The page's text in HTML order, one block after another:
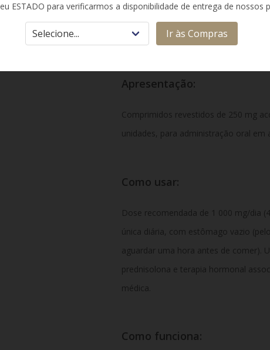
Antineoplásico hormonal – inibidor
endócrina para câncer de próstata).
Apresentação:
Comprimidos revestidos de 250 mg
unidades, para administração oral em
Como usar:
Dose recomendada de 1 000 mg/dia
única diária, com estômago vazio
aguardar uma hora antes de comer).
prednisolona e terapia hormonal
médica.
Como funciona:
ESTADO para verificarmos a disponibilidade de entrega de nossos
Ir às Compras